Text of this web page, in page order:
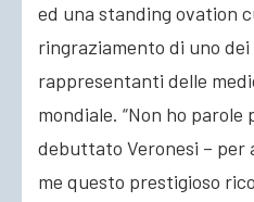
ed una standing ovation
ringraziamento di uno
rappresentanti delle
mondiale. “Non ho
debuttato Veronesi – per
me questo prestigioso